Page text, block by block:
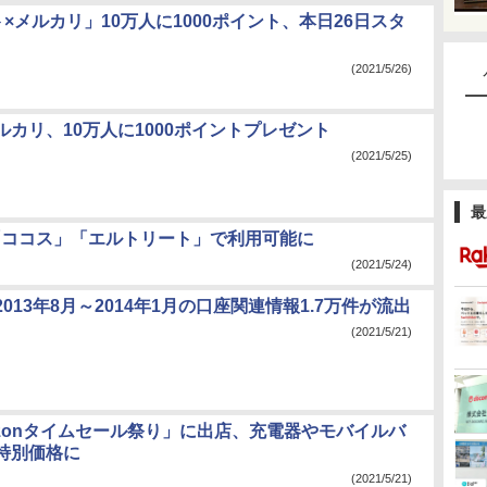
メルカリ」10万人に1000ポイント、本日26日スタ
(2021/5/26)
カリ、10万人に1000ポイントプレゼント
(2021/5/25)
コス」「エルトリート」で利用可能に
(2021/5/24)
年8月～2014年1月の口座関連情報1.7万件が流出
(2021/5/21)
タイムセール祭り」に出店、充電器やモバイルバ
別価格に
(2021/5/21)